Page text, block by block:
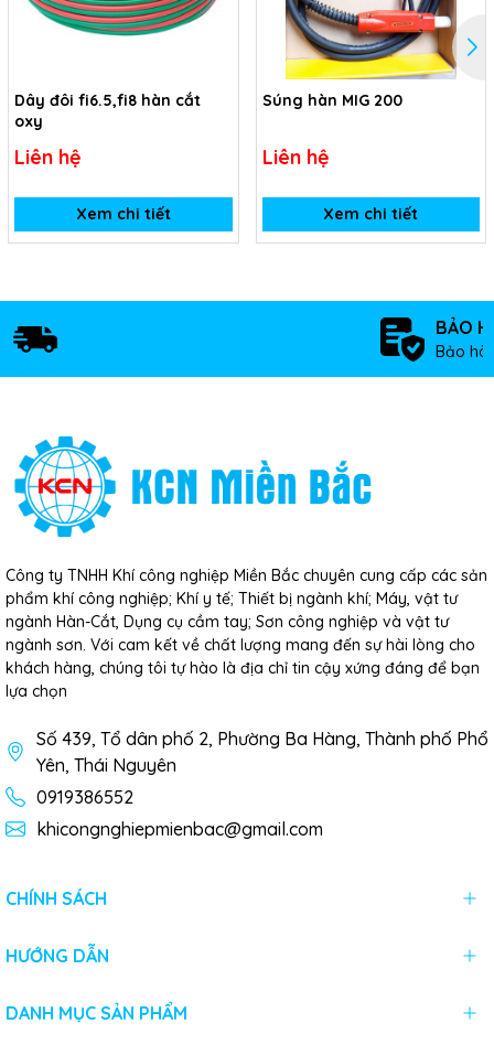
Dây đôi fi6.5,fi8 hàn cắt
oxy
Liên hệ
Xem chi tiết
Súng hàn MIG 200
Liên hệ
Xem chi tiết
BẢO
Bảo
Công ty TNHH Khí công nghiệp Miền Bắc chuyên cung cấp các sản
phẩm khí công nghiệp; Khí y tế; Thiết bị ngành khí; Máy, vật tư
ngành Hàn-Cắt, Dụng cụ cầm tay; Sơn công nghiệp và vật tư
ngành sơn. Với cam kết về chất lượng mang đến sự hài lòng cho
khách hàng, chúng tôi tự hào là địa chỉ tin cậy xứng đáng để bạn
lựa chọn
Số 439, Tổ dân phố 2, Phường Ba Hàng, Thành phố Phổ
Yên, Thái Nguyên
0919386552
khicongnghiepmienbac@gmail.com
CHÍNH SÁCH
HƯỚNG DẪN
DANH MỤC SẢN PHẨM